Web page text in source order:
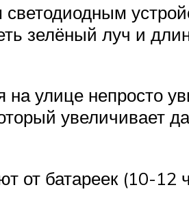
зелёный луч и
улице непросто
увеличивает
от батареек (10-12